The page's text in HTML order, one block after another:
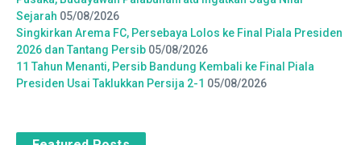
Sejarah 05/08/2026
Singkirkan Arema FC, Persebaya Lolos ke Final Piala Presiden
2026 dan Tantang Persib 05/08/2026
11 Tahun Menanti, Persib Bandung Kembali ke Final Piala
Presiden Usai Taklukkan Persija 2-1 05/08/2026